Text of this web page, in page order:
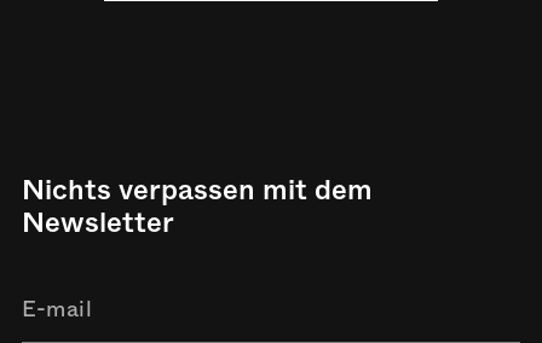
Nichts verpassen mit dem
Newsletter